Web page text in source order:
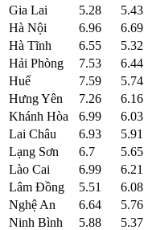
Gia Lai
5.28 5.43
Hà Nội
6.96 6.69
Hà Tĩnh
6.55 5.32
Hải Phòng
7.53 6.44
Huế
7.59 5.74
Hưng Yên
7.26 6.16
Khánh Hòa
6.99 6.03
Lai Châu
6.93 5.91
Lạng Sơn
6.7 5.65
Lào Cai
6.99 6.21
Lâm Đồng
5.51 6.08
Nghệ An
6.64 5.76
Ninh Bình
5.88 5.37